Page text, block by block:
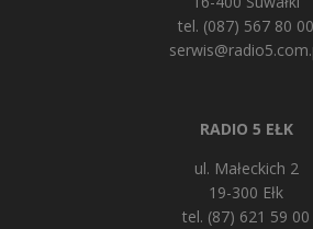
tel. (087) 567 80 00
RADIO 5 EŁK
ul. Małeckich 2
19-300 Ełk
tel. (87) 621 59 00